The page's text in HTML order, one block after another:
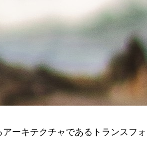
ーキテクチャであるトランスフ